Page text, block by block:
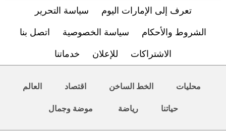
تعرف إلى الإمارات اليوم سياسة التحرير
الشروط والأحكام سياسة الخصوصية اتصل بنا
الاشتراكات للإعلان خدماتنا
محليات الخط الساخن اقتصاد العالم
حياتنا رياضة موضة وجمال